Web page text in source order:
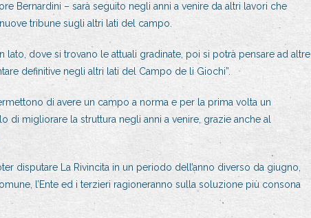
Bernardini – sarà seguito negli anni a venire da altri lavori che
tribune sugli altri lati del campo.
lato, dove si trovano le attuali gradinate, poi si potrà pensare ad altre
definitive negli altri lati del Campo de li Giochi”.
di avere un campo a norma e per la prima volta un
di migliorare la struttura negli anni a venire, grazie anche al
disputare La Rivincita in un periodo dell’anno diverso da giugno,
l’Ente ed i terzieri ragioneranno sulla soluzione più consona